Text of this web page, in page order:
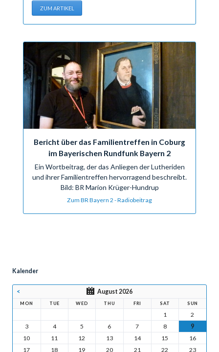
ZUM ARTIKEL
Bericht über das Familientreffen in Coburg
im Bayerischen Rundfunk Bayern 2
Ein Wortbeitrag, der das Anliegen der Lutheriden
und ihrer Familientreffen hervorragend beschreibt.
Bild: BR Marion Krüger-Hundrup
Zum BR Bayern 2 - Radiobeitrag
Kalender
< August 2026
MON TUE WED THU FRI SAT SUN
1
2
3
4 5 6 7 8
9
10
11 12 13 14 15
16
17
18 19 20 21 22
23